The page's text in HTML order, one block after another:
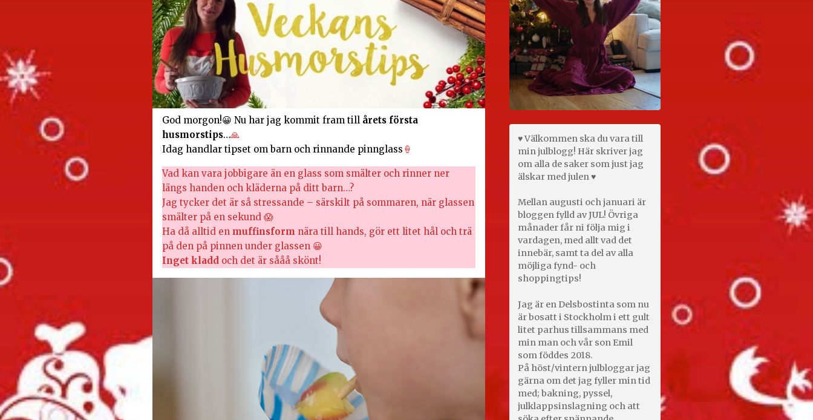
God morgon!😀 Nu har jag kommit fram till årets första
husmorstips…🙏
Idag handlar tipset om barn och rinnande pinnglass 🍦
Vad kan vara jobbigare än en glass som smälter och rinner ner
längs handen och kläderna på ditt barn…?
Jag tycker det är så stressande – särskilt på sommaren, när glassen
smälter på en sekund 😱
Ha då alltid en muffinsform nära till hands, gör ett litet hål och trä
på den på pinnen under glassen 😀
Inget kladd och det är sååå skönt!
♥ Välkommen ska du vara till
min julblogg! Här skriver jag
om alla de saker som just jag
älskar med julen ♥
Mellan augusti och januari är
bloggen fylld av JUL! Övriga
månader får ni följa mig i
vardagen, med allt vad det
innebär, samt ta del av alla
möjliga fynd- och
shoppingtips!
Jag är en Delsbostinta som nu
är bosatt i Stockholm i ett gult
litet parhus tillsammans med
min man och vår son Emil
som föddes 2018.
På höst/vintern julbloggar jag
gärna om det jag fyller min tid
med; bakning, pyssel,
julklappsinslagning och att